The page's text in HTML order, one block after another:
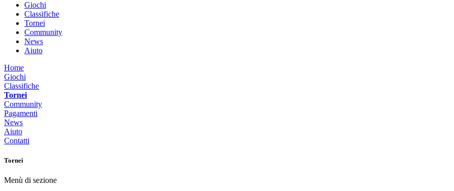
Giochi
Classifiche
Tornei
Community
News
Aiuto
Home
Giochi
Classifiche
Tornei
Community
Pagamenti
News
Aiuto
Contatti
Tornei
Menù di sezione